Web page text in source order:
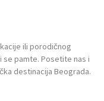
ili porodičnog
se pamte. Posetite nas i
destinacija Beograda.